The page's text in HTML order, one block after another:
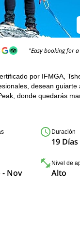
"Easy booking for
por IFMGA,
desean guiarte
donde quedarás
Duración
19 Días
- Nov
Nivel de
Alto